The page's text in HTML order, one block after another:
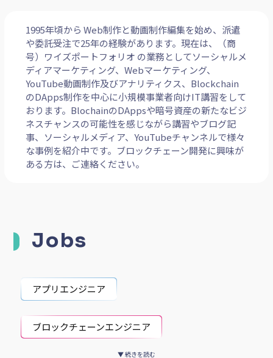
1995年頃から Web制作と動画制作編集を始め、派遣
や委託受注で25年の経験があります。現在は、（商
号）ワイズポートフォリオ の業務としてソーシャルメ
ディアマーケティング、Webマーケティング、
YouTube動画制作及びアナリティクス、Blockchain
のDApps制作を中心に小規模事業者向けIT講習をして
おります。BlochainのDAppsや暗号資産の新たなビジ
ネスチャンスの可能性を感じながら講習やブログ記
事、ソーシャルメディア、YouTubeチャンネルで様々
な事例を紹介中です。ブロックチェーン開発に興味が
ある方は、ご連絡ください。
Jobs
アプリエンジニア
ブロックチェーンエンジニア
▼ 続きを読む